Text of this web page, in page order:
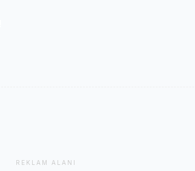
REKLAM ALANI